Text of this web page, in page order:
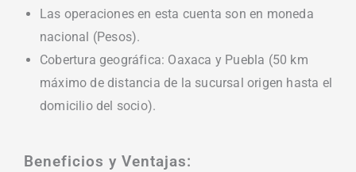
Las operaciones en esta cuenta son en moneda
nacional (Pesos).
Cobertura geográfica: Oaxaca y Puebla (50 km
máximo de distancia de la sucursal origen hasta el
domicilio del socio).
Beneficios y Ventajas: